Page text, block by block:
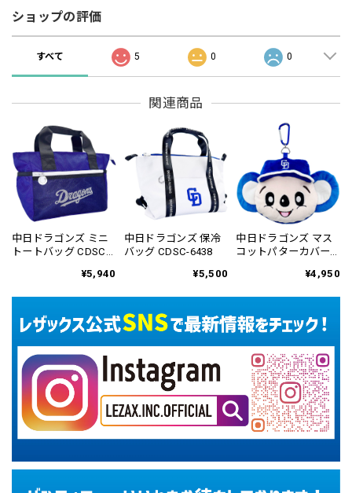
ショップの評価
すべて 5 0 0
関連商品
中日ドラゴンズ ミニ
トートバッグ CDSC-
¥5,940
中日ドラゴンズ 保冷
バッグ CDSC-6438
¥5,500
中日ドラゴンズ マス
コットパターカバー
¥4,950